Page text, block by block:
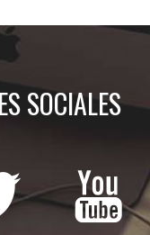
SOCIALES